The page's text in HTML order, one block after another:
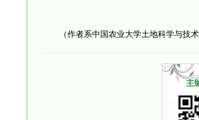
（作者系中国农业大学土地科学与技